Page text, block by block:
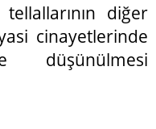
diğer
cinayetlerinde
düşünülmesi